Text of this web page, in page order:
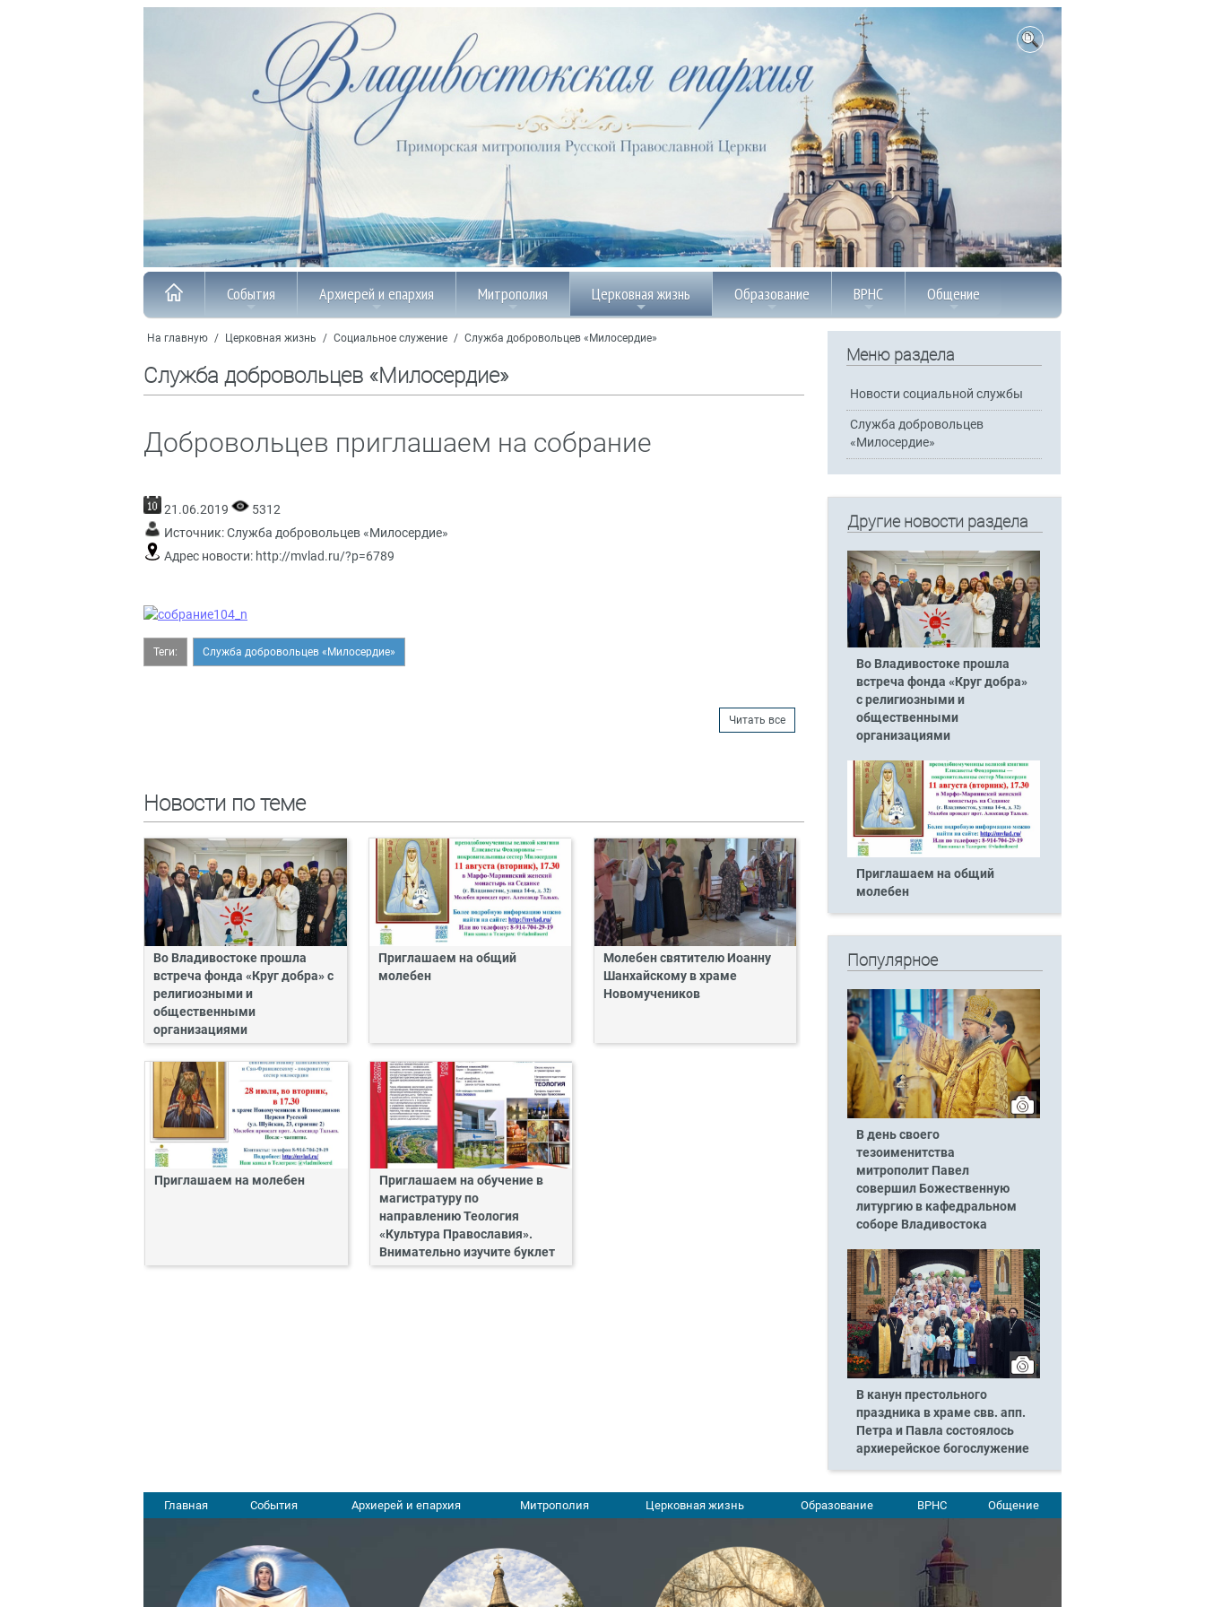
События Архиерей и епархия Митрополия Церковная жизнь Образование ВРНС Общение
На главную / Церковная жизнь / Социальное служение / Служба добровольцев «Милосердие»
Служба добровольцев «Милосердие»
Добровольцев приглашаем на собрание
21.06.2019
5312
Источник:Служба добровольцев «Милосердие»
Адрес новости: http://mvlad.ru/?p=6789
Теги: Служба добровольцев «Милосердие»
Читать все
Новости по теме
Во Владивостоке прошла
встреча фонда «Круг добра» с
религиозными и
общественными
организациями
Приглашаем на общий
молебен
Молебен святителю Иоанну
Шанхайскому в храме
Новомучеников
Приглашаем на молебен
Приглашаем на обучение в
магистратуру по
направлению Теология
«Культура Православия».
Внимательно изучите буклет
Меню раздела
Новости социальной службы
Служба добровольцев
«Милосердие»
Другие новости раздела
Во Владивостоке прошла
встреча фонда «Круг добра»
с религиозными и
общественными
организациями
Приглашаем на общий
молебен
Популярное
В день своего
тезоименитства
митрополит Павел
совершил Божественную
литургию в кафедральном
соборе Владивостока
В канун престольного
праздника в храме свв. апп.
Петра и Павла состоялось
архиерейское богослужение
Главная События Архиерей и епархия Митрополия Церковная жизнь Образование ВРНС Общение